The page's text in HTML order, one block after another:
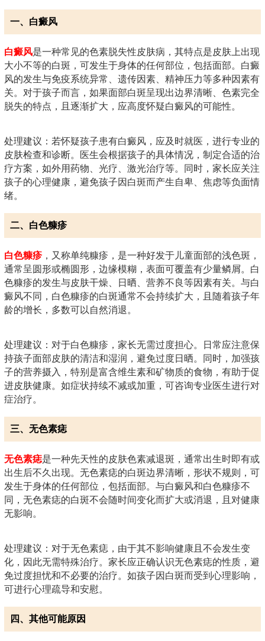
一、白癜风
白癜风是一种常见的色素脱失性皮肤病，其特点是皮肤上出现
大小不等的白斑，可发生于身体的任何部位，包括面部。白癜
风的发生与免疫系统异常、遗传因素、精神压力等多种因素有
关。对于孩子而言，如果面部白斑呈现出边界清晰、色素完全
脱失的特点，且逐渐扩大，应高度怀疑白癜风的可能性。
处理建议：若怀疑孩子患有白癜风，应及时就医，进行专业的
皮肤检查和诊断。医生会根据孩子的具体情况，制定合适的治
疗方案，如外用药物、光疗、激光治疗等。同时，家长应关注
孩子的心理健康，避免孩子因白斑而产生自卑、焦虑等负面情
绪。
二、白色糠疹
白色糠疹，又称单纯糠疹，是一种好发于儿童面部的浅色斑，
通常呈圆形或椭圆形，边缘模糊，表面可覆盖有少量鳞屑。白
色糠疹的发生与皮肤干燥、日晒、营养不良等因素有关。与白
癜风不同，白色糠疹的白斑通常不会持续扩大，且随着孩子年
龄的增长，多数可以自然消退。
处理建议：对于白色糠疹，家长无需过度担心。日常应注意保
持孩子面部皮肤的清洁和湿润，避免过度日晒。同时，加强孩
子的营养摄入，特别是富含维生素和矿物质的食物，有助于促
进皮肤健康。如症状持续不减或加重，可咨询专业医生进行对
症治疗。
三、无色素痣
无色素痣是一种先天性的皮肤色素减退斑，通常出生时即有或
出生后不久出现。无色素痣的白斑边界清晰，形状不规则，可
发生于身体的任何部位，包括面部。与白癜风和白色糠疹不
同，无色素痣的白斑不会随时间变化而扩大或消退，且对健康
无影响。
处理建议：对于无色素痣，由于其不影响健康且不会发生变
化，因此无需特殊治疗。家长应正确认识无色素痣的性质，避
免过度担忧和不必要的治疗。如孩子因白斑而受到心理影响，
可进行心理疏导和安慰。
四、其他可能原因